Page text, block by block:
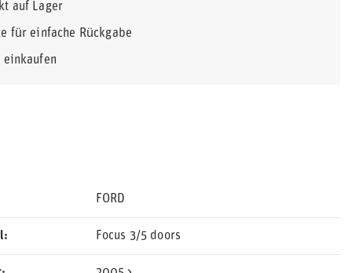
auf Lager
für einfache Rückgabe
einkaufen
FORD
Focus 3/5 doors